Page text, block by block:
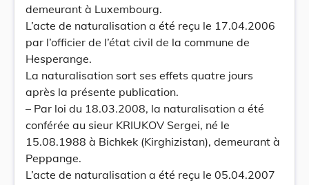
demeurant à Luxembourg.
L’acte de naturalisation a été reçu le 17.04.2006
par l’officier de l’état civil de la commune de
Hesperange.
La naturalisation sort ses effets quatre jours
après la présente publication.
– Par loi du 18.03.2008, la naturalisation a été
conférée au sieur KRIUKOV Sergei, né le
15.08.1988 à Bichkek (Kirghizistan), demeurant à
Peppange.
L’acte de naturalisation a été reçu le 05.04.2007